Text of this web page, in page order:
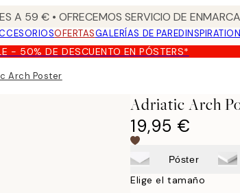
A 59 € • OFRECEMOS SERVICIO DE
OFERTASGALERÍAS DE PARED
- 50% DE DESCUENTO EN PÓSTERS*
Arch Poster
Adriatic Arch
19,95 €
Póster
Elige el tamaño